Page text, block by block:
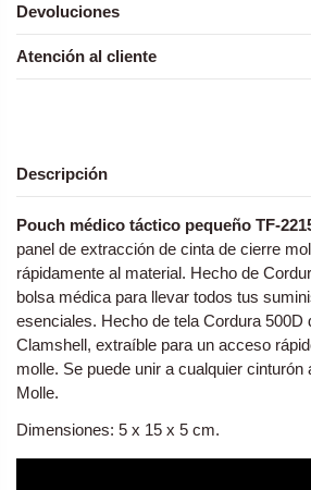
Devoluciones
Atención al cliente
Descripción
Pouch médico táctico pequeño TF-
panel de extracción de cinta de cierre
rápidamente al material. Hecho de
bolsa médica para llevar todos tus
esenciales. Hecho de tela Cordura 500D
Clamshell, extraíble para un acceso
molle. Se puede unir a cualquier
Molle.
Dimensiones: 5 x 15 x 5 cm.